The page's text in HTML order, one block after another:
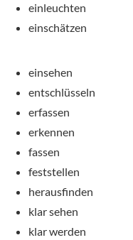
einleuchten
einschätzen
einsehen
entschlüsseln
erfassen
erkennen
fassen
feststellen
herausfinden
klar sehen
klar werden